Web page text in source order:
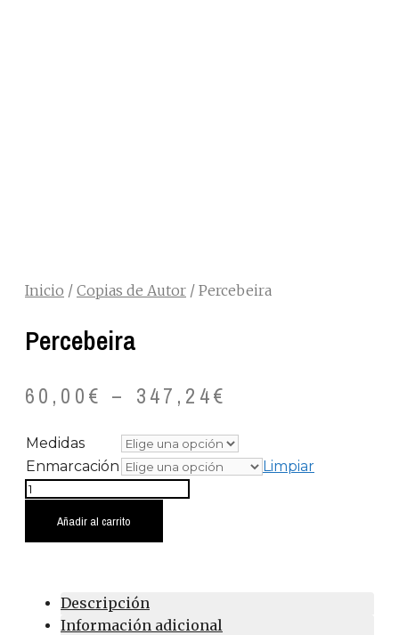
Inicio / Copias de Autor / Percebeira
Percebeira
60,00€ – 347,24€
Medidas
Enmarcación
Limpiar
Percebeira
Añadir al carrito
Descripción
Información adicional